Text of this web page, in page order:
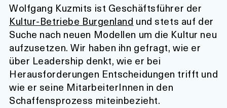
Wolfgang Kuzmits ist Geschäftsführer der
Kultur-Betriebe Burgenland und stets auf der
Suche nach neuen Modellen um die Kultur neu
aufzusetzen. Wir haben ihn gefragt, wie er
über Leadership denkt, wie er bei
Herausforderungen Entscheidungen trifft und
wie er seine MitarbeiterInnen in den
Schaffensprozess miteinbezieht.